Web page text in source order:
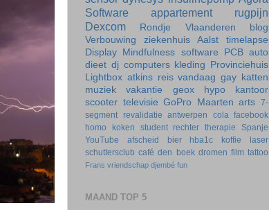
Software
appartement
rugpijn
Dexcom
Rondje Vlaanderen
blog
Verbouwing
ziekenhuis Aalst
timelapse
Display
Mindfulness software PCB auto
dieet dj computers kleding
Provinciehuis
Lightbox atkins reis vandaag gay katten
muziek
vakantie geox hypo
kantoor
scooter televisie GoPro Maarten arts 7-
segment revalidatie antwerpen cola facebook
homo
koken student rechter therapie
Spanje
YouTube
afscheid bier hba1c koffie
laser
schuttersclub café den boek dromen film tattoo
Frans vriendschap djembé fun
MAAND TOP 5